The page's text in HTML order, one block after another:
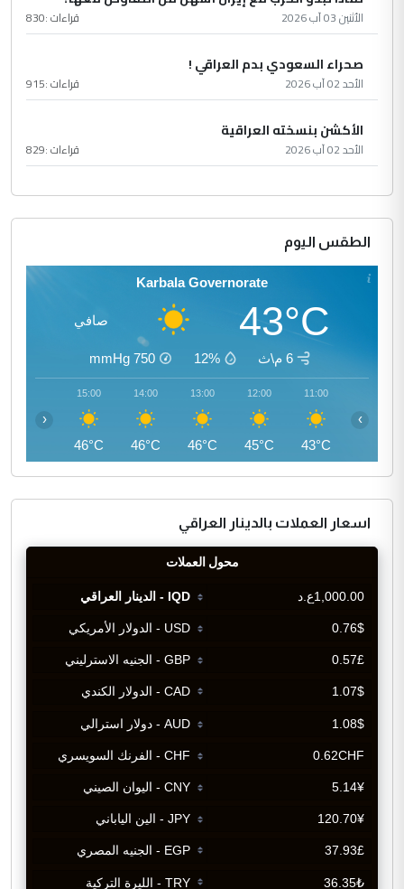
الأثنين 03 آب 2026 قراءات :830
صحراء السعودي بدم العراقي !
الأحد 02 آب 2026 قراءات :915
الأكشن بنسخته العراقية
الأحد 02 آب 2026 قراءات :829
الطقس اليوم
Karbala Governorate
43°C صافي
6 م\ث 12%
750
mmHg
11:00
43°C
12:00
45°C
13:00
46°C
14:00
46°C
15:00
46°C
‹ ›
اسعار العملات بالدينار العراقي